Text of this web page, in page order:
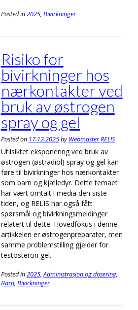
Posted in2025, Bivirkninger
Risiko for
bivirkninger hos
nærkontakter ved
bruk av østrogen
spray og gel
Posted on 17.12.2025byWebmaster RELIS
Utilsiktet eksponering ved bruk av
østrogen (østradiol) spray og gel kan
føre til bivirkninger hos nærkontakter
som barn og kjæledyr. Dette temaet
har vært omtalt i media den siste
tiden, og RELIS har også fått
spørsmål og bivirkningsmeldinger
relatert til dette. Hovedfokus i denne
artikkelen er østrogenpreparater, men
samme problemstilling gjelder for
testosteron gel.
Posted in2025,Administrasjon og dosering,
Barn, Bivirkninger